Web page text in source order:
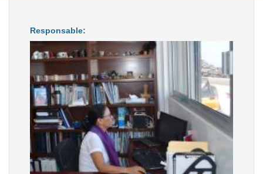
Responsable: